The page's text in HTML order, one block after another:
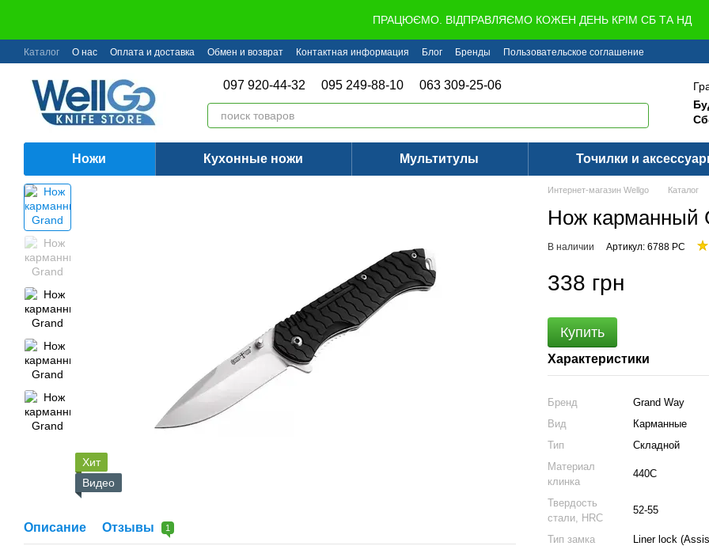
ПРАЦЮЄМО. ВІДПРАВЛЯЄМО КОЖЕН ДЕНЬ КРІМ СБ ТА НД
Каталог О нас Оплата и доставка Обмен и возврат Контактная информация Блог Бренды Пользовательское соглашение
097 920-44-32 095 249-88-10 063 309-25-06
Ножи Кухонные ножи Мультитулы Точилки и
Хит
Видео
Описание Отзывы 1
Интернет-магазин Wellgo Каталог
Нож карманный
В наличии Артикул: 6788 PC
338 грн
Купить
Характеристики
Бренд
Grand Way
Вид
Карманные
Тип
Складной
Материал
клинка
440C
Твердость
стали, HRC
52-55
Тип замка
Liner lock